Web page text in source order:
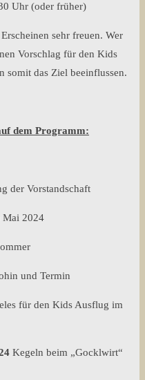
Uhr (oder früher)
sehr freuen. Wer
Vorschlag für den Kids
somit das Ziel beeinflussen.
dem Programm:
der Vorstandschaft
Mai 2024
und Termin
für den Kids Ausflug im
Kegeln beim „Gocklwirt“